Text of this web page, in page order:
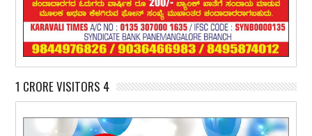
1 CRORE VISITORS 4